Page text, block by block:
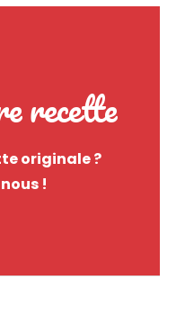
recette
originale ?
!